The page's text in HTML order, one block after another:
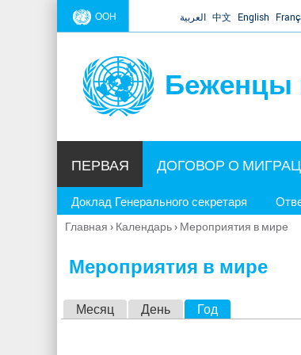
ООН العربية 中文 English
Беженцы
ПЕРВАЯ ДОГОВОР О
Доклад Генерального секретаря
Вы
Главная › Календарь› Мероприятия в мире
Мероприятия в мире
Месяц День Год